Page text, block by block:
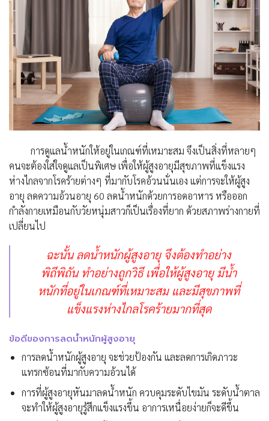
การดูแลน้ำหนักให้อยู่ในเกณฑ์ที่เหมาะสม จึงเป็นสิ่งที่หลายๆ
คนจะต้องใส่ใจดูแลเป็นพิเศษ เพื่อให้ผู้สูงอายุมีสุขภาพที่แข็งแรง
ห่างไกลจากโรคร้ายต่างๆ ที่มากับโรคอ้วนนั่นเอง แต่การจะให้ผู้สูง
อายุ ลดความอ้วนอายุ 60 ลดน้ำหนักด้วยการอดอาหาร หรือออก
กำลังกายเหมือนกับวัยหนุ่มสาวก็เป็นเรื่องที่ยาก ด้วยสภาพร่างกายที่
เปลี่ยนไป
ฉะนั้น ลดน้ำหนักผู้สูงอายุ จึงต้องทำอย่าง
พิถีพิถัน ทำอย่างถูกวิธีเพื่อให้ผู้สูงอายุ มีน้ำ
หนักที่อยู่ในเกณฑ์ที่เหมาะสมและมีสุขภาพที่
แข็งแรงห่างไกลโรคร้ายมากที่สุด
ข้อดีของการลดน้ำหนักผู้สูงอายุ
การลดน้ำหนักผู้สูงอายุ จะช่วยป้องกัน และลดการเกิดภาวะ
แทรกซ้อนที่มากับความอ้วนได้
การที่ผู้สูงอายุหันมาลดน้ำหนัก ควบคุมระดับไขมัน ระดับน้ำตาล
จะทำให้ผู้สูงอายุรู้สึกแข็งแรงขึ้น อาการเหนื่อยง่ายก็จะดีขึ้น